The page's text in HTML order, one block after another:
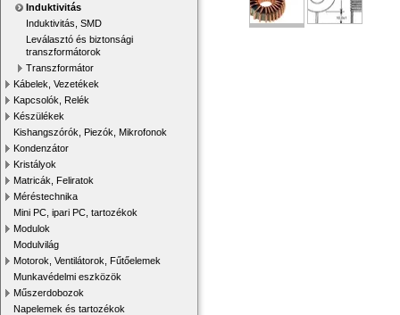
Induktivitás
Induktivitás, SMD
Leválasztó és biztonsági
transzformátorok
Transzformátor
Kábelek, Vezetékek
Kapcsolók, Relék
Készülékek
Kishangszórók, Piezók, Mikrofonok
Kondenzátor
Kristályok
Matricák, Feliratok
Méréstechnika
Mini PC, ipari PC, tartozékok
Modulok
Modulvilág
Motorok, Ventilátorok, Fűtőelemek
Munkavédelmi eszközök
Műszerdobozok
Napelemek és tartozékok